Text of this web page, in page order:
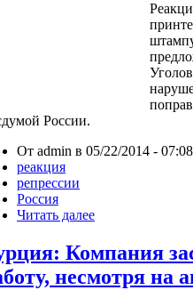
России.
От admin в 05/22/2014 - 07:08
реакция
репрессии
Россия
Читать далее
Компания
несмотря на